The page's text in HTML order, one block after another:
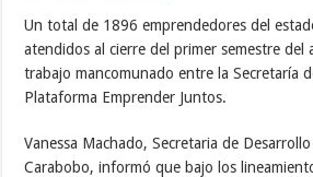
Un total de 1896 emprendedores del
atendidos al cierre del primer semestre del
trabajo mancomunado entre la Secretaría
Plataforma Emprender Juntos.
Vanessa Machado, Secretaria de
Carabobo, informó que bajo los